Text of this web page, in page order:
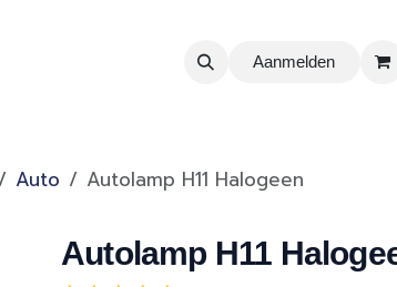
Aanmelden
Auto Autolamp H11 Halogeen
Autolamp H11